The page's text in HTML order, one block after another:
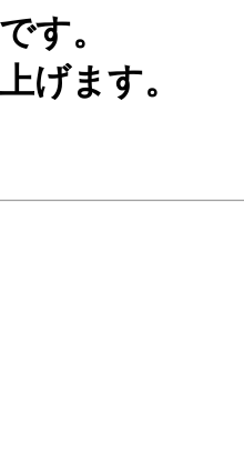
す。
げます。